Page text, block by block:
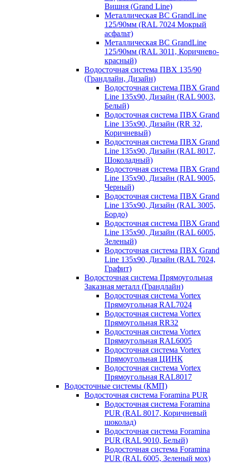
Вишня (Grand Line)
Металлическая ВС GrandLine
125/90мм (RAL 7024 Мокрый
асфальт)
Металлическая ВС GrandLine
125/90мм (RAL 3011, Коричнево-
красный)
Водосточная система ПВХ 135/90
(Грандлайн, Дизайн)
Водосточная система ПВХ Grand
Line 135х90, Дизайн (RAL 9003,
Белый)
Водосточная система ПВХ Grand
Line 135х90, Дизайн (RR 32,
Коричневый)
Водосточная система ПВХ Grand
Line 135х90, Дизайн (RAL 8017,
Шоколадный)
Водосточная система ПВХ Grand
Line 135х90, Дизайн (RAL 9005,
Черный)
Водосточная система ПВХ Grand
Line 135х90, Дизайн (RAL 3005,
Бордо)
Водосточная система ПВХ Grand
Line 135х90, Дизайн (RAL 6005,
Зеленый)
Водосточная система ПВХ Grand
Line 135х90, Дизайн (RAL 7024,
Графит)
Водосточная система Прямоугольная
Заказная металл (Грандлайн)
Водосточная система Vortex
Прямоугольная RAL7024
Водосточная система Vortex
Прямоугольная RR32
Водосточная система Vortex
Прямоугольная RAL6005
Водосточная система Vortex
Прямоугольная ЦИНК
Водосточная система Vortex
Прямоугольная RAL8017
Водосточные системы (КМП)
Водосточная система Foramina PUR
Водосточная система Foramina
PUR (RAL 8017, Коричневый
шоколад)
Водосточная система Foramina
PUR (RAL 9010, Белый)
Водосточная система Foramina
PUR (RAL 6005, Зеленый мох)